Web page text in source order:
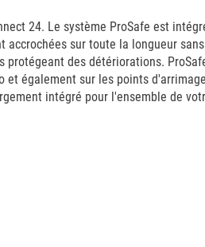
24. Le système ProSafe est
sur toute la longueur
des détériorations.
également sur les points
intégré pour l'ensemble de